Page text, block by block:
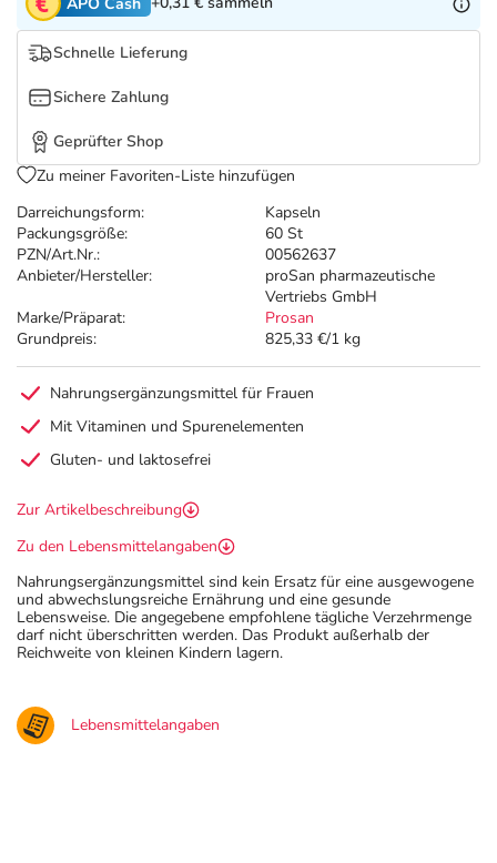
Tierapotheke
Vitamine & Mineralstoffe
Salus Deals
Darreichungsform:
Kapseln
Packungsgröße:
60 St
PZN/Art.Nr.:
00562637
Anbieter/Hersteller:
proSan pharmazeutische
Vertriebs GmbH
Marke/Präparat:
Prosan
Grundpreis:
825,33 €/1 kg
Schnelle Lieferung
Sichere Zahlung
Geprüfter Shop
Zu meiner Favoriten-Liste hinzufügen
Nahrungsergänzungsmittel für Frauen
Mit Vitaminen und Spurenelementen
Gluten- und laktosefrei
Zur Artikelbeschreibung
Zu den Lebensmittelangaben
Nahrungsergänzungsmittel sind kein Ersatz für eine ausgewogene
und abwechslungsreiche Ernährung und eine gesunde
Lebensweise. Die angegebene empfohlene tägliche Verzehrmenge
darf nicht überschritten werden. Das Produkt außerhalb der
Reichweite von kleinen Kindern lagern.
Lebensmittelangaben